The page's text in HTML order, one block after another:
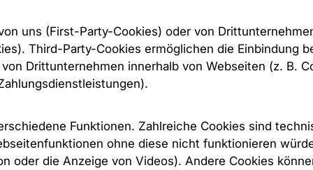
uns (First-Party-Cookies) oder von
Third-Party-Cookies ermöglichen die Einbindung
Drittunternehmen innerhalb von Webseiten (z. B.
Funktionen. Zahlreiche Cookies sind
ohne diese nicht funktionieren
oder die Anzeige von Videos). Andere Cookies